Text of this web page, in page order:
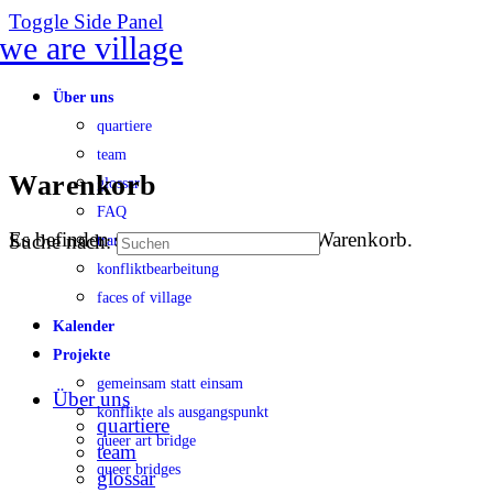
Toggle Side Panel
Über uns
quartiere
team
glossar
FAQ
transparenz
konfliktbearbeitung
faces of village
Kalender
Projekte
gemeinsam statt einsam
konflikte als ausgangspunkt
queer art bridge
queer bridges
Warenkorb
Es befinden sich keine Produkte im Warenkorb.
Suche nach:
Über uns
quartiere
team
glossar